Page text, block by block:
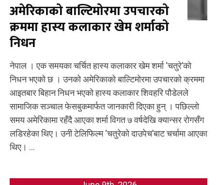
अमेरिकाको बाल्टिमोरमा उपचारको
क्रममा हास्य कलाकार खेम शर्माको
निधन
नेपाल । एक समयका चर्चित हास्य कलाकार खेम शर्मा ‘चतुरे’को
निधन भएको छ । उनको अमेरिकाको बाल्टिमोरमा उपचारको क्रममा
आइतबार बिहान निधन भएको हास्य कलाकार शिवहरि पौडेलले
सामाजिक सञ्चाल फेसबुकमार्फत जानकारी दिएका हुन् । पछिल्लो
समय अमेरिकामा रहँदै आएका शर्मा विगत ७ वर्षदेखि क्यान्सर रोगसँग
लडिरहेका थिए। उनी टेलिफिल्म ‘चतुरेको दाउपेच’बाट चर्चामा आएका
थिए। ...